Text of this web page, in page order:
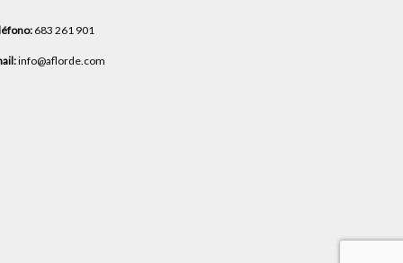
683 261 901
info@aflorde.com